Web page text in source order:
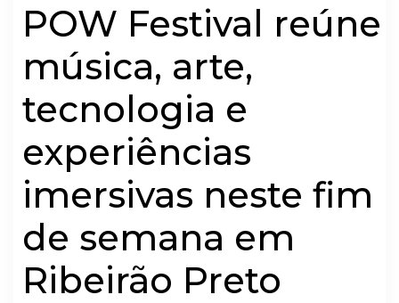
POW Festival reúne
música, arte,
tecnologia e
experiências
imersivas neste fim
de semana em
Ribeirão Preto